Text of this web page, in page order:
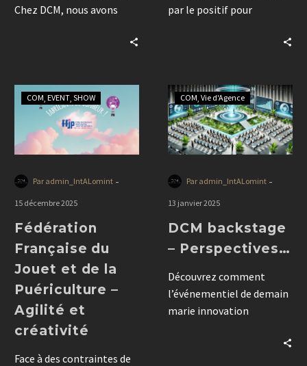
Chez DCM, nous avons
communication, la
création et
l’événementiel.
par le positif pour
COM EVENT SHOW
Par admin_IntALomint -
15 décembre 2025
Fédération
Française du
Jouet et de la
Puériculture –
Agilité et
créativité
Face à des contraintes de
COM Vie d'Agence
Par admin_IntALomint -
13 janvier 2025
DCM backstage
– Perspectives…
Découvrez comment
l’événementiel de demain
marie innovation
et personnalisation pour